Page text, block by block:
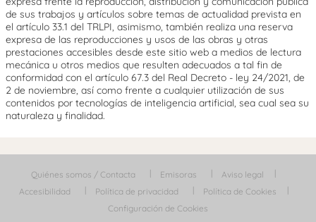
de sus trabajos y artículos sobre temas de actualidad prevista en
el artículo 33.1 del TRLPI, asimismo, también realiza una reserva
expresa de las reproducciones y usos de las obras y otras
prestaciones accesibles desde este sitio web a medios de lectura
mecánica u otros medios que resulten adecuados a tal fin de
conformidad con el artículo 67.3 del Real Decreto - ley 24/2021, de
2 de noviembre, así como frente a cualquier utilización de sus
contenidos por tecnologías de inteligencia artificial, sea cual sea su
naturaleza y finalidad.
Quiénes somos / Contacta Emisoras
Aviso legal
Accesibilidad
Política de privacidad
Política de Cookies
Configuración de Cookies